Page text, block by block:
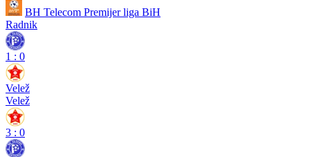
BH Telecom Premijer liga BiH
Radnik
1 : 0
Velež
Velež
3 : 0